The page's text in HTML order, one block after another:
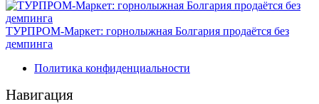
ТУРПРОМ-Маркет: горнолыжная Болгария продаётся без
демпинга
Политика конфиденциальности
Навигация